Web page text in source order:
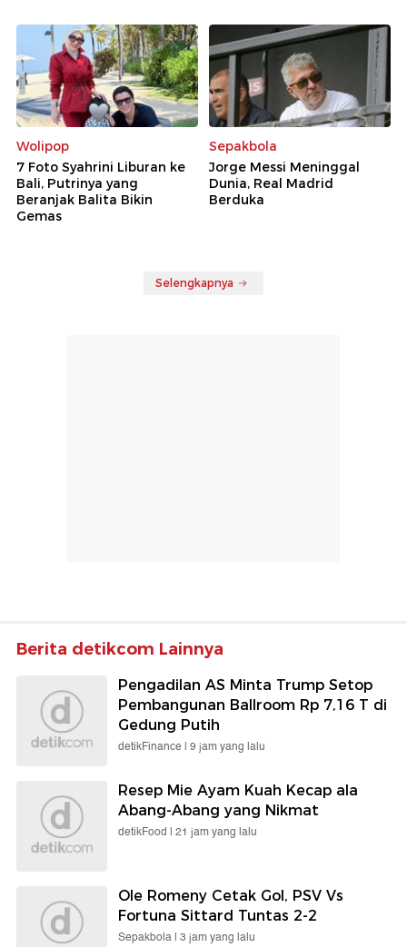
Wolipop
7 Foto Syahrini Liburan ke
Bali, Putrinya yang
Beranjak Balita Bikin
Gemas
Sepakbola
Jorge Messi Meninggal
Dunia, Real Madrid
Berduka
Selengkapnya
Berita detikcom Lainnya
Pengadilan AS Minta Trump Setop
Pembangunan Ballroom Rp 7,16 T di
Gedung Putih
detikFinance | 9 jam yang lalu
Resep Mie Ayam Kuah Kecap ala
Abang-Abang yang Nikmat
detikFood | 21 jam yang lalu
Ole Romeny Cetak Gol, PSV Vs
Fortuna Sittard Tuntas 2-2
Sepakbola | 3 jam yang lalu